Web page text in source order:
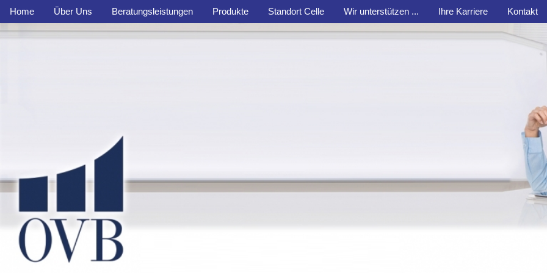
Home Über Uns Beratungsleistungen Produkte Standort Celle Wir unterstützen ... Ihre Karriere Kontakt